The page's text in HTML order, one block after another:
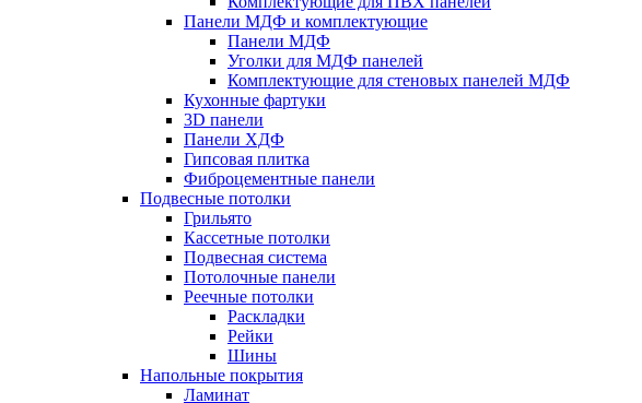
Панели МДФ и комплектующие
Панели МДФ
Уголки для МДФ панелей
Комплектующие для стеновых панелей МДФ
Кухонные фартуки
3D панели
Панели ХДФ
Гипсовая плитка
Фиброцементные панели
Подвесные потолки
Грильято
Кассетные потолки
Подвесная система
Потолочные панели
Реечные потолки
Раскладки
Рейки
Шины
Напольные покрытия
Ламинат